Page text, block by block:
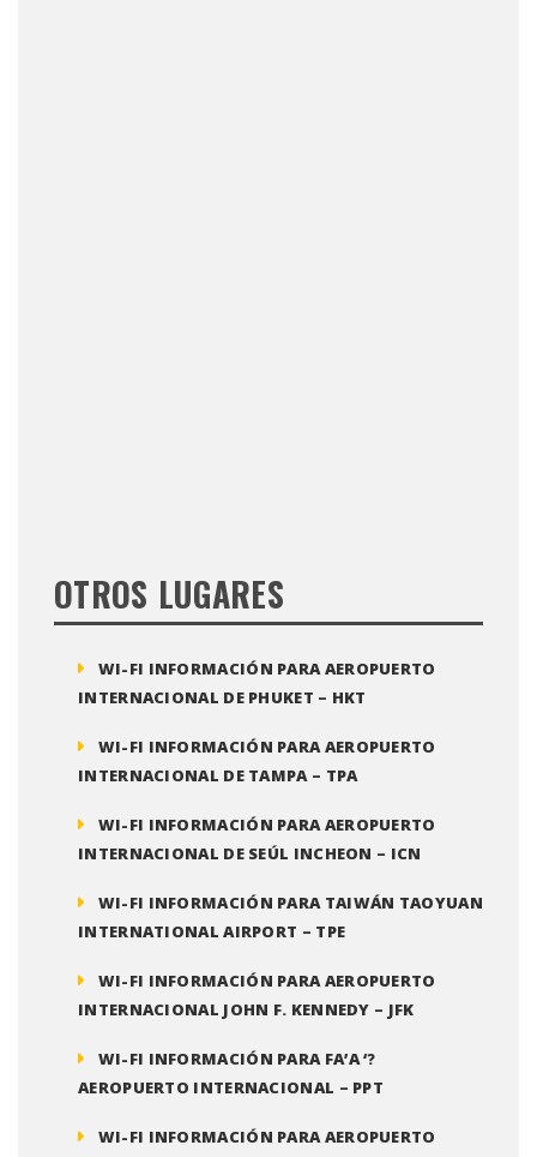
OTROS LUGARES
WI-FI INFORMACIÓN PARA AEROPUERTO
INTERNACIONAL DE PHUKET – HKT
WI-FI INFORMACIÓN PARA AEROPUERTO
INTERNACIONAL DE TAMPA – TPA
WI-FI INFORMACIÓN PARA AEROPUERTO
INTERNACIONAL DE SEÚL INCHEON – ICN
WI-FI INFORMACIÓN PARA TAIWÁN TAOYUAN
INTERNATIONAL AIRPORT – TPE
WI-FI INFORMACIÓN PARA AEROPUERTO
INTERNACIONAL JOHN F. KENNEDY – JFK
WI-FI INFORMACIÓN PARA FA’A ‘?
AEROPUERTO INTERNACIONAL – PPT
WI-FI INFORMACIÓN PARA AEROPUERTO